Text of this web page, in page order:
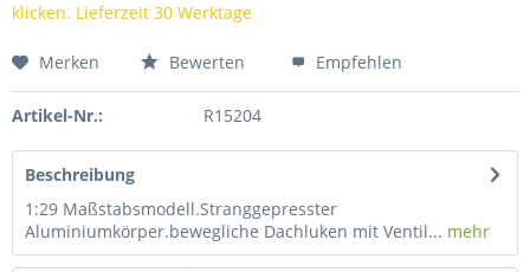
klicken. Lieferzeit 30 Werktage
Merken Bewerten Empfehlen
Artikel-Nr.: R15204
Beschreibung
1:29 Maßstabsmodell.Stranggepresster
Aluminiumkörper.bewegliche Dachluken mit Ventil... mehr